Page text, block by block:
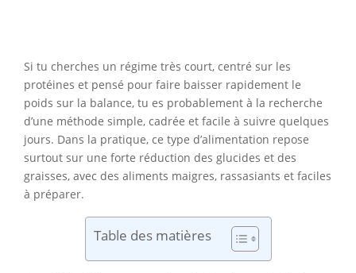
Si tu cherches un régime très court, centré sur les
protéines et pensé pour faire baisser rapidement le
poids sur la balance, tu es probablement à la recherche
d’une méthode simple, cadrée et facile à suivre quelques
jours. Dans la pratique, ce type d’alimentation repose
surtout sur une forte réduction des glucides et des
graisses, avec des aliments maigres, rassasiants et faciles
à préparer.
Table des matières